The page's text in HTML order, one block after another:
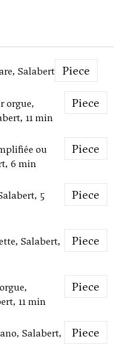
Salabert Piece
orgue,
11 min
Piece
ou
6 min
Piece
5
Piece
Salabert,
Piece
11 min
Piece
Salabert,
Piece